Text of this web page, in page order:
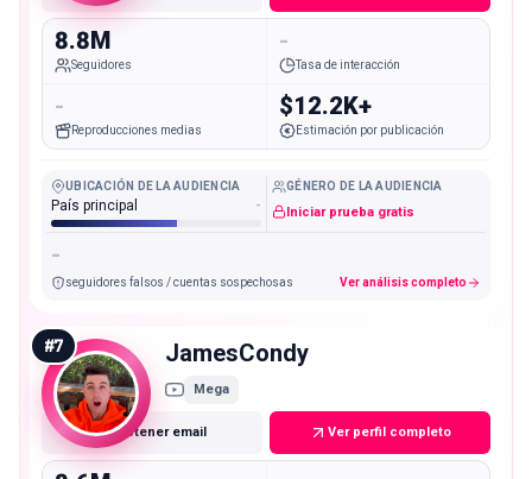
8.8M
Seguidores
-
Tasa de interacción
-
Reproducciones medias
$12.2K+
Estimación por publicación
UBICACIÓN DE LA AUDIENCIA
País principal -
GÉNERO DE LA AUDIENCIA
Iniciar prueba gratis
-
seguidores falsos / cuentas sospechosas Ver análisis completo
#7 JamesCondy
Mega
Obtener email Ver perfil completo